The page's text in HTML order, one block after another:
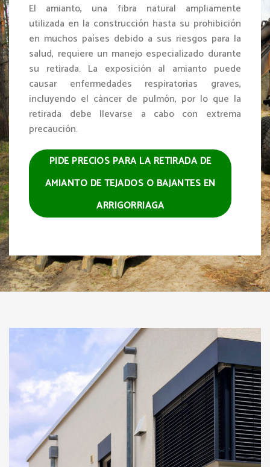
El amianto, una fibra natural ampliamente
utilizada en la construcción hasta su prohibición
en muchos países debido a sus riesgos para la
salud, requiere un manejo especializado durante
su retirada. La exposición al amianto puede
causar enfermedades respiratorias graves,
incluyendo el cáncer de pulmón, por lo que la
retirada debe llevarse a cabo con extrema
precaución.
PIDE PRECIOS PARA LA RETIRADA DE
AMIANTO DE TEJADOS O BAJANTES EN
ARRIGORRIAGA